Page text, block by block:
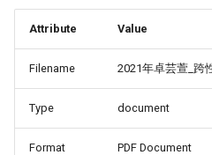
Attribute Value
Filename 2021年卓芸萱_跨
Type document
Format PDF Document